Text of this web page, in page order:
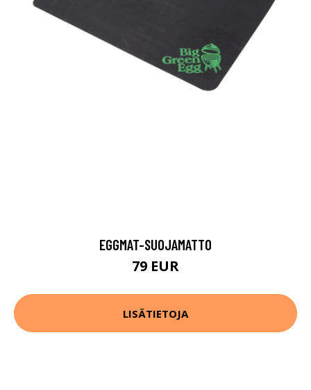
EGGMAT-SUOJAMATTO
79 EUR
LISÄTIETOJA